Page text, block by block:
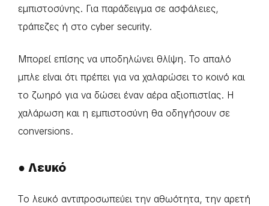
εμπιστοσύνης. Για παράδειγμα σε ασφάλειες,
τράπεζες ή στο cyber security.
Μπορεί επίσης να υποδηλώνει θλίψη. To απαλό
μπλε είναι ότι πρέπει για να χαλαρώσει το κοινό και
το ζωηρό για να δώσει έναν αέρα αξιοπιστίας. Η
χαλάρωση και η εμπιστοσύνη θα οδηγήσουν σε
conversions.
● Λευκό
Tο λευκό αντιπροσωπεύει την αθωότητα, την αρετή